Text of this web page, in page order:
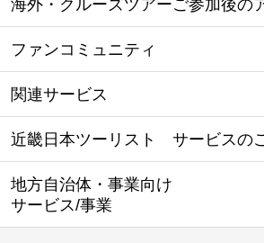
海外・クルーズツアーご参加後の
ファンコミュニティ
関連サービス
近畿日本ツーリスト サービスの
地方自治体・事業向け
サービス/事業